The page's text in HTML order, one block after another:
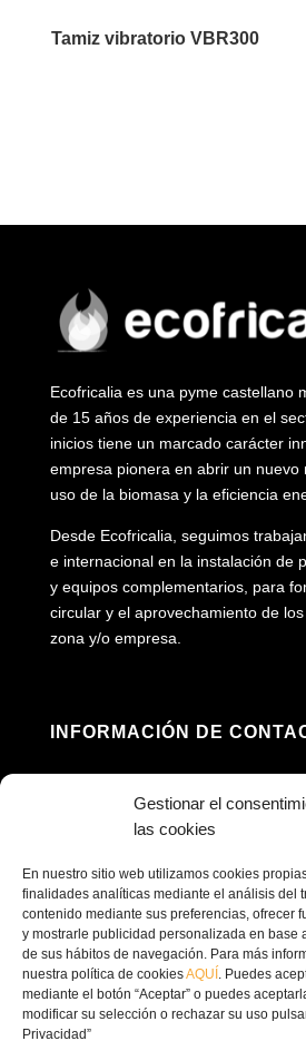
Gestionar el
las cookies
En nuestro sitio web utilizamos cookies
finalidades analíticas mediante el análisis del
contenido mediante sus preferencias, ofrecer
y mostrarle publicidad personalizada en base
de sus hábitos de navegación. Para más
nuestra política de cookiesAQUÍ . Puedes
mediante el botón “Aceptar” o puedes
modificar su selección o rechazar su uso
Privacidad”
Tamiz vibratorio VBR300
Ecofricalia es una pyme castellano
de 15 años de experiencia en el
inicios tiene un marcado carácter
empresa pionera en abrir un nuevo
uso de la biomasa y la eficiencia
Desde Ecofricalia, seguimos
e internacional en la instalación de
y equipos complementarios, para
circular y el aprovechamiento de
zona y/o empresa.
INFORMACIÓN DE
Pedroñeras, Cuenca
 contacto@ecofricalia.com